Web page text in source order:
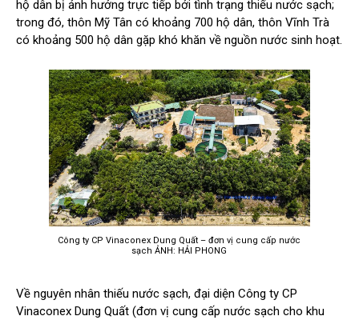
hộ dân bị ảnh hưởng trực tiếp bởi tình trạng thiếu nước sạch;
trong đó, thôn Mỹ Tân có khoảng 700 hộ dân, thôn Vĩnh Trà
có khoảng 500 hộ dân gặp khó khăn về nguồn nước sinh hoạt.
Công ty CP Vinaconex Dung Quất – đơn vị cung cấp nước
sạch ẢNH: HẢI PHONG
Về nguyên nhân thiếu nước sạch, đại diện Công ty CP
Vinaconex Dung Quất (đơn vị cung cấp nước sạch cho khu